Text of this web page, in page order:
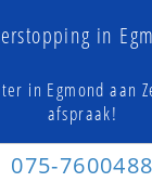
in
in Egmond aan
afspraak!
075-7600488